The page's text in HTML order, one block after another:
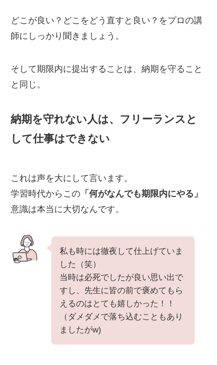
どこが良い？どこをどう直すと良い？をプロの講
師にしっかり聞きましょう。
そして期限内に提出することは、納期を守ること
と同じ。
納期を守れない人は、フリーランスと
して仕事はできない
これは声を大にして言います。
学習時代からこの 「何がなんでも期限内にやる」
意識は本当に大切なんです。
私も時には徹夜して仕上げていま
した（笑）
当時は必死でしたが良い思い出で
すし、先生に皆の前で褒めてもら
えるのはとても嬉しかった！！
（ダメダメで落ち込むこともあり
ましたがw)